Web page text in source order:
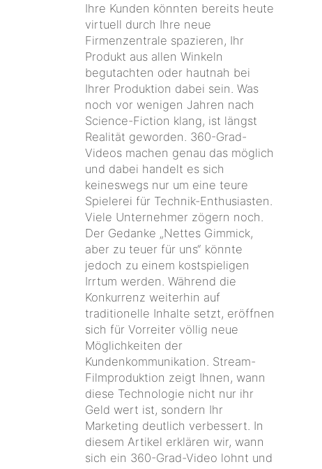
Ihre Kunden könnten bereits heute
virtuell durch Ihre neue
Firmenzentrale spazieren, Ihr
Produkt aus allen Winkeln
begutachten oder hautnah bei
Ihrer Produktion dabei sein. Was
noch vor wenigen Jahren nach
Science-Fiction klang, ist längst
Realität geworden. 360-Grad-
Videos machen genau das möglich
und dabei handelt es sich
keineswegs nur um eine teure
Spielerei für Technik-Enthusiasten.
Viele Unternehmer zögern noch.
Der Gedanke „Nettes Gimmick,
aber zu teuer für uns“ könnte
jedoch zu einem kostspieligen
Irrtum werden. Während die
Konkurrenz weiterhin auf
traditionelle Inhalte setzt, eröffnen
sich für Vorreiter völlig neue
Möglichkeiten der
Kundenkommunikation. Stream-
Filmproduktion zeigt Ihnen, wann
diese Technologie nicht nur ihr
Geld wert ist, sondern Ihr
Marketing deutlich verbessert. In
diesem Artikel erklären wir, wann
sich ein 360-Grad-Video lohnt und